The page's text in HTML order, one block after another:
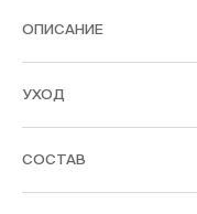
ОПИСАНИЕ
УХОД
СОСТАВ